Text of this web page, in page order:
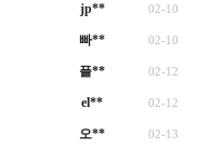
jp** 02-10
빠** 02-10
플** 02-12
el** 02-12
오** 02-13